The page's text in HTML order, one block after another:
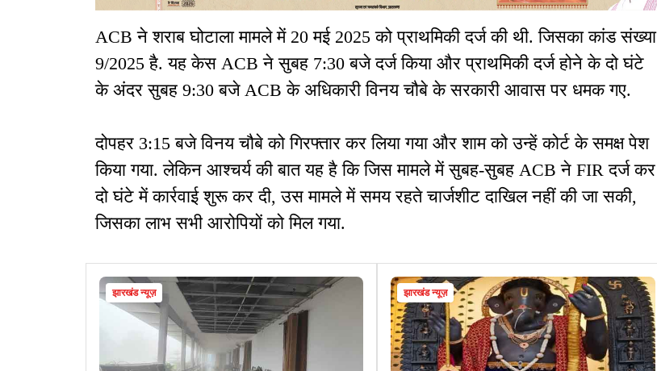
ACB ने शराब घोटाला मामले में 20 मई 2025 को प्राथमिकी दर्ज की थी. जिसका कांड संख्या
9/2025 है. यह केस ACB ने सुबह 7:30 बजे दर्ज किया और प्राथमिकी दर्ज होने के दो घंटे
के अंदर सुबह 9:30 बजे ACB के अधिकारी विनय चौबे के सरकारी आवास पर धमक गए.
दोपहर 3:15 बजे विनय चौबे को गिरफ्तार कर लिया गया और शाम को उन्हें कोर्ट के समक्ष पेश
किया गया. लेकिन आश्चर्य की बात यह है कि जिस मामले में सुबह-सुबह ACB ने FIR दर्ज कर
दो घंटे में कार्रवाई शुरू कर दी, उस मामले में समय रहते चार्जशीट दाखिल नहीं की जा सकी,
जिसका लाभ सभी आरोपियों को मिल गया.
झारखंड न्यूज़ झारखंड न्यूज़